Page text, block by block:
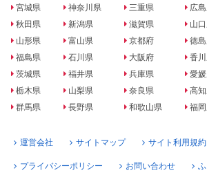
宮城県
秋田県
山形県
福島県
茨城県
栃木県
群馬県
神奈川県
新潟県
富山県
石川県
福井県
山梨県
長野県
三重県
滋賀県
京都府
大阪府
兵庫県
奈良県
和歌山県
広
山
徳
香
愛
高
福
運営会社 サイトマップ サイト利用規約
プライバシーポリシー お問い合わせ